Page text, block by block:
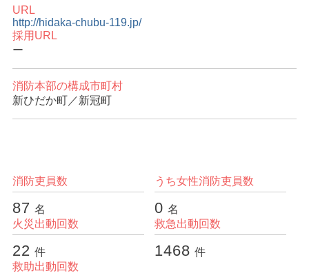
URL
http://hidaka-chubu-119.jp/
採用URL
ー
消防本部の構成市町村
新ひだか町／新冠町
消防本部統計データ
消防吏員数
87 名
うち女性消防吏員数
0 名
火災出動回数
22 件
救急出動回数
1468 件
救助出動回数